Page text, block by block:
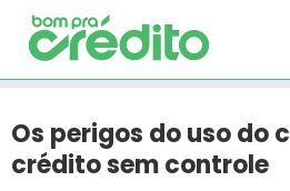
Os perigos do uso do
crédito sem controle